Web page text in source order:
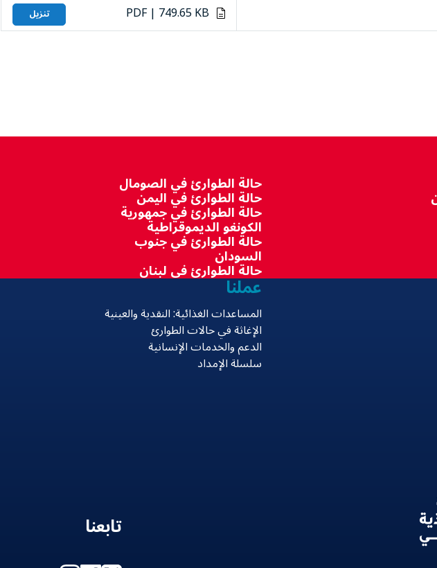
PDF | 749.65 KB تنزيل
حالة الطوارئ في الصومال
حالة الطوارئ في اليمن
حالة الطوارئ في جمهورية
الكونغو الديموقراطية
حالة الطوارئ في جنوب
السودان
حالة الطوارئ في لبنان
عملنا
المساعدات الغذائية: النقدية والعينية
الإغاثة في حالات الطوارئ
الدعم والخدمات الإنسانية
سلسلة الإمداد
تابعنا